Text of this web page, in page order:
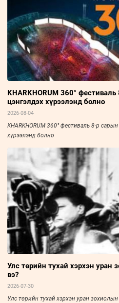
KHARKHORUM 360°
цэнгэлдэх хүрээлэнд болно
2026-08-04
KHARKHORUM 360° фестиваль 8-р
хүрээлэнд болно
Улс төрийн тухай хэрхэн уран
вэ?
2026-07-30
Улс төрийн тухай хэрхэн уран